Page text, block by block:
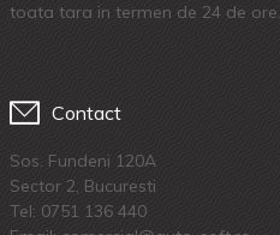
toata tara in termen de 24 de ore.
Contact
Sos. Fundeni 120A
Sector 2, Bucuresti
Tel: 0751 136 440